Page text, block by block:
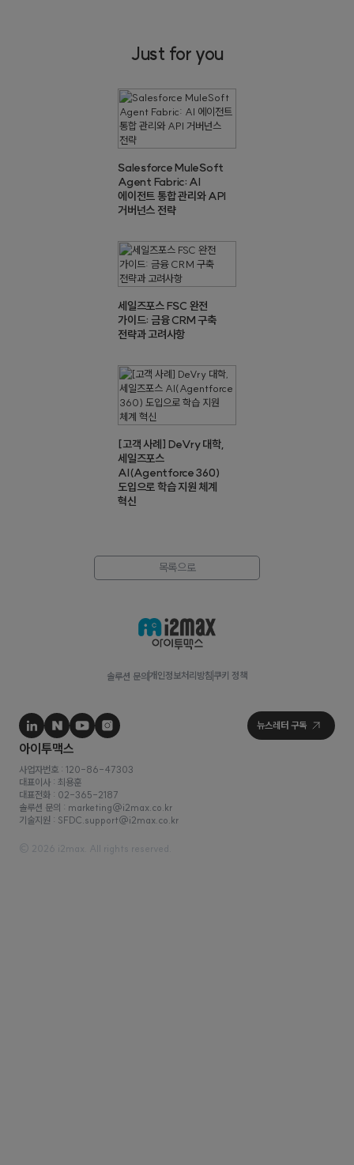
Just for you
Salesforce MuleSoft
Agent Fabric: AI
에이전트 통합 관리와 API
거버넌스 전략
세일즈포스 FSC 완전
가이드: 금융 CRM 구축
전략과 고려사항
[고객 사례] DeVry 대학,
세일즈포스
AI(Agentforce 360)
도입으로 학습 지원 체계
혁신
목록으로
솔루션 문의 개인정보처리방침 쿠키 정책
사업자번호 : 120-86-47303
대표이사 : 최용훈
© 2026 i2max. All rights reserved.
솔루션 문의 : marketing@i2max.co.kr
기술지원 : SFDC.support@i2max.co.kr
대표전화 : 02-365-2187